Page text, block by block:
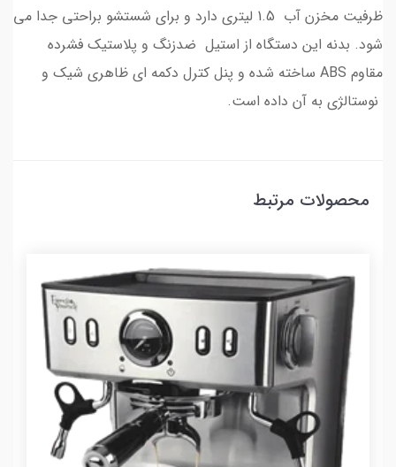
ظرفیت مخزن آب 1.5 لیتری دارد و برای شستشو براحتی جدا می
شود. بدنه این دستگاه از استیل ضدزنگ و پلاستیک فشرده
مقاوم ABS ساخته شده و پنل کترل دکمه ای ظاهری شیک و
نوستالژی به آن داده است.
محصولات مرتبط